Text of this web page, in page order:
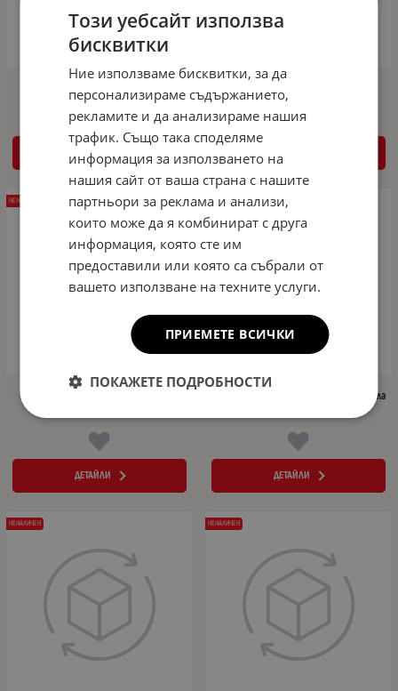
ДЕТАЙЛИ
ДЕТАЙЛИ
НЕНАЛИЧЕН
Капачки за лупи 2.5" Alien Design, кръгла
ДЕТАЙЛИ
НЕНАЛИЧЕН
НЕНАЛИЧЕН НЕНАЛИЧЕН
Този уебсайт използва
бисквитки
Ние използваме бисквитки, за да
персонализираме съдържанието,
рекламите и да анализираме нашия
трафик. Също така споделяме
информация за използването на
нашия сайт от ваша страна с нашите
партньори за реклама и анализи,
които може да я комбинират с друга
информация, която сте им
предоставили или която са събрали от
вашето използване на техните услуги.
ПРИЕМЕТЕ ВСИЧКИ
ПОКАЖЕТЕ ПОДРОБНОСТИ